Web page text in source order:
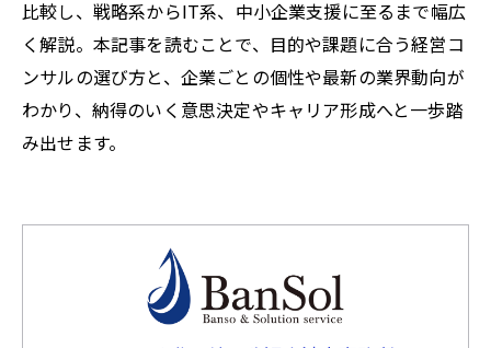
比較し、戦略系からIT系、中小企業支援に至るまで幅広
く解説。本記事を読むことで、目的や課題に合う経営コ
ンサルの選び方と、企業ごとの個性や最新の業界動向が
わかり、納得のいく意思決定やキャリア形成へと一歩踏
み出せます。